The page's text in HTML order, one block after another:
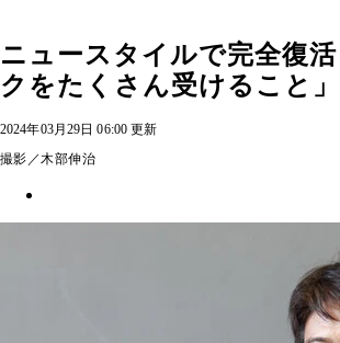
ニュースタイルで完全復
クをたくさん受けること」
2024年03月29日 06:00 更新
撮影／木部伸治